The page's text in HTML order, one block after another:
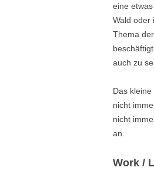
eine
Wald oder
Thema
auch zu
Das
nicht
nicht
an.
Work /